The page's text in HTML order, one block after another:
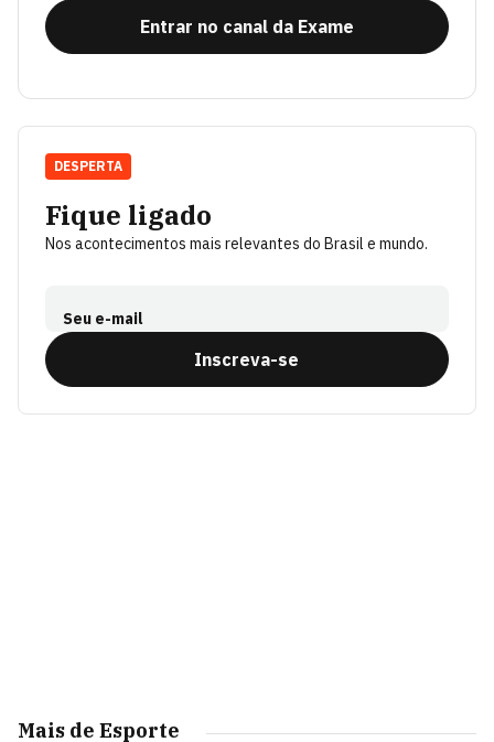
Entrar no canal da Exame
Fique ligado
Nos acontecimentos mais relevantes do Brasil e mundo.
Seu e-mail
Inscreva-se
DESPERTA
Mais de Esporte